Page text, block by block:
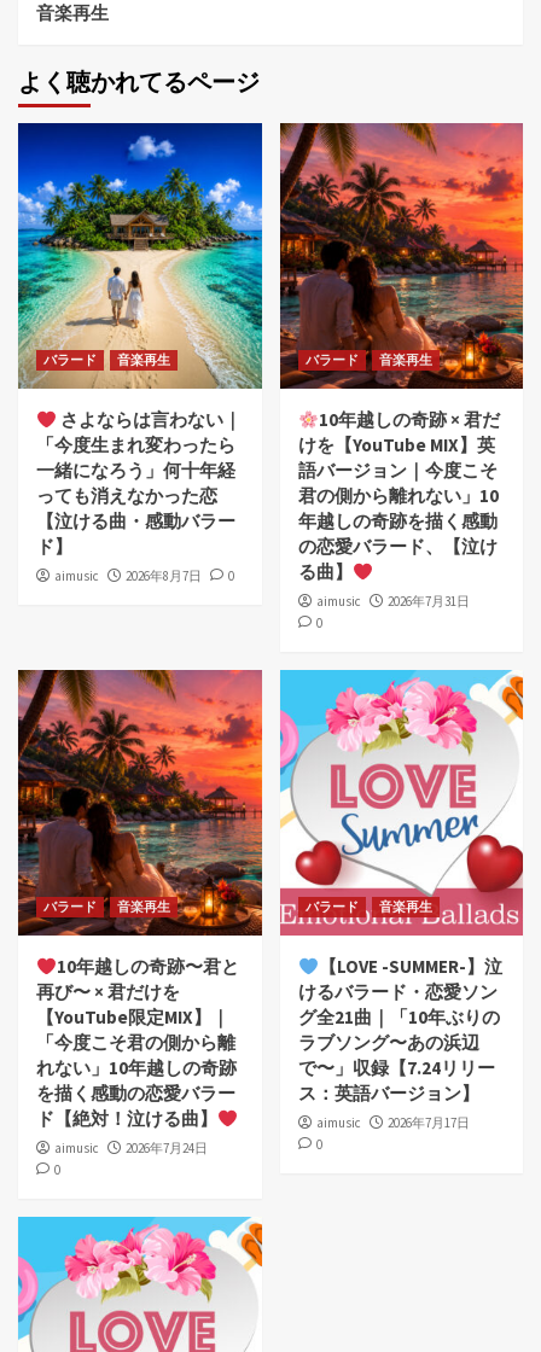
音楽再生
よく聴かれてるページ
バラード 音楽再生
さよならは言わない｜
「今度生まれ変わったら
一緒になろう」何十年経
っても消えなかった恋
【泣ける曲・感動バラー
ド】
aimusic 2026年8月7日 0
バラード 音楽再生
10年越しの奇跡 × 君だ
けを【YouTube MIX】英
語バージョン｜今度こそ
君の側から離れない」10
年越しの奇跡を描く感動
の恋愛バラード、【泣け
る曲】
aimusic
2026年7月31日
0
バラード 音楽再生
10年越しの奇跡〜君と
再び〜 × 君だけを
【YouTube限定MIX】｜
「今度こそ君の側から離
れない」10年越しの奇跡
を描く感動の恋愛バラー
ド【絶対！泣ける曲】
aimusic
2026年7月24日
0
バラード 音楽再生
【LOVE -SUMMER-】泣
けるバラード・恋愛ソン
グ全21曲｜「10年ぶりの
ラブソング〜あの浜辺
で〜」収録【7.24リリー
ス：英語バージョン】
aimusic
2026年7月17日
0